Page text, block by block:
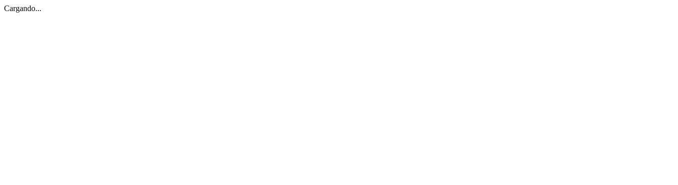
Cargando...